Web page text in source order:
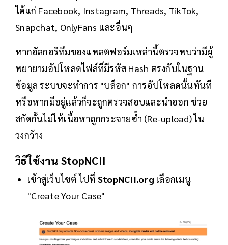
ได้แก่ Facebook, Instagram, Threads, TikTok,
Snapchat, OnlyFans และอื่นๆ
หากอัลกอริทึมของแพลตฟอร์มเหล่านี้ตรวจพบว่ามีผู้
พยายามอัปโหลดไฟล์ที่มีรหัส Hash ตรงกับในฐาน
ข้อมูล ระบบจะทำการ "บล็อก" การอัปโหลดนั้นทันที
หรือหากมีอยู่แล้วก็จะถูกตรวจสอบและนำออก ช่วย
สกัดกั้นไม่ให้เนื้อหาถูกกระจายซ้ำ (Re-upload) ใน
วงกว้าง
วิธีใช้งาน StopNCII
เข้าสู่เว็บไซต์ ไปที่ StopNCII.org เลือกเมนู
"Create Your Case"